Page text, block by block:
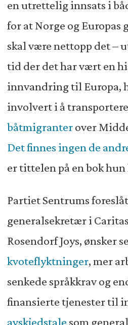
en utrettelig innsats i
for at Norge og Europas
skal være nettopp det –
tid der det har vært en
innvandring til Europa,
involvert i å
båtmigranterover
Det finnes ingen de
er tittelen på en bok
Partiet Sentrums
generalsekretær i
Rosendorf Joys, ønsker
kvoteflyktninger, mer
senkede språkkrav og
finansierte tjenester til
avskjedstale som